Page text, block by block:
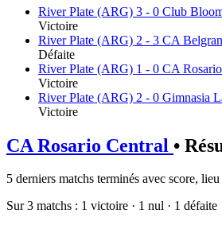
River Plate (ARG) 3 - 0 Club
Victoire
River Plate (ARG) 2 - 3 CA
Défaite
River Plate (ARG) 1 - 0 CA
Victoire
River Plate (ARG) 2 - 0 Gimnasia
Victoire
CA Rosario Central •
5 derniers matchs terminés avec score,
Sur 3 matchs : 1 victoire · 1 nul · 1 défaite